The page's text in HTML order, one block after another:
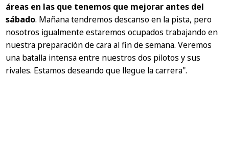
áreas en las que tenemos que mejorar antes del
sábado. Mañana tendremos descanso en la pista, pero
nosotros igualmente estaremos ocupados trabajando en
nuestra preparación de cara al fin de semana. Veremos
una batalla intensa entre nuestros dos pilotos y sus
rivales. Estamos deseando que llegue la carrera".